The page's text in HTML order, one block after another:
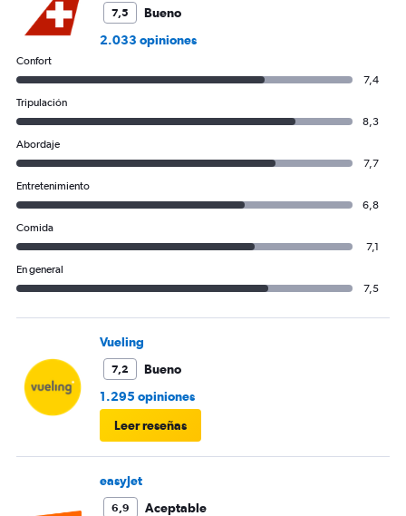
7,5
Bueno
2.033 opiniones
Confort
7,4
Tripulación
8,3
Abordaje
7,7
Entretenimiento
6,8
Comida
7,1
En general
7,5
Vueling
7,2
Bueno
1.295 opiniones
Leer reseñas
easyJet
6,9
Aceptable